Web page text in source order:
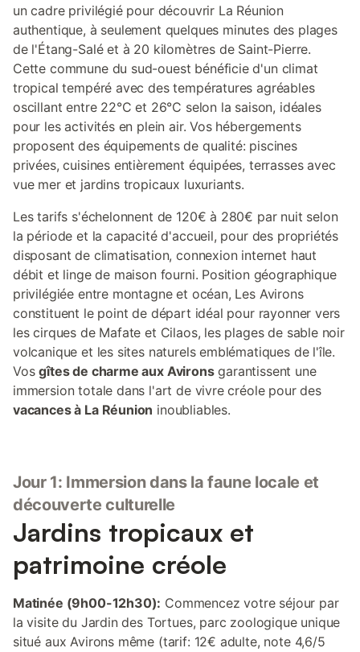
un cadre privilégié pour découvrir La Réunion
authentique, à seulement quelques minutes des plages
de l'Étang-Salé et à 20 kilomètres de Saint-Pierre.
Cette commune du sud-ouest bénéficie d'un climat
tropical tempéré avec des températures agréables
oscillant entre 22°C et 26°C selon la saison, idéales
pour les activités en plein air. Vos hébergements
proposent des équipements de qualité: piscines
privées, cuisines entièrement équipées, terrasses avec
vue mer et jardins tropicaux luxuriants.
Les tarifs s'échelonnent de 120€ à 280€ par nuit selon
la période et la capacité d'accueil, pour des propriétés
disposant de climatisation, connexion internet haut
débit et linge de maison fourni. Position géographique
privilégiée entre montagne et océan, Les Avirons
constituent le point de départ idéal pour rayonner vers
les cirques de Mafate et Cilaos, les plages de sable noir
volcanique et les sites naturels emblématiques de l'île.
Vosgîtes de charme aux Avironsgarantissent une
immersion totale dans l'art de vivre créole pour des
vacances à La Réunion inoubliables.
Jour 1: Immersion dans la faune locale et
découverte culturelle
Jardins tropicaux et
patrimoine créole
Matinée (9h00-12h30): Commencez votre séjour par
la visite du Jardin des Tortues, parc zoologique unique
situé aux Avirons même (tarif: 12€ adulte, note 4,6/5